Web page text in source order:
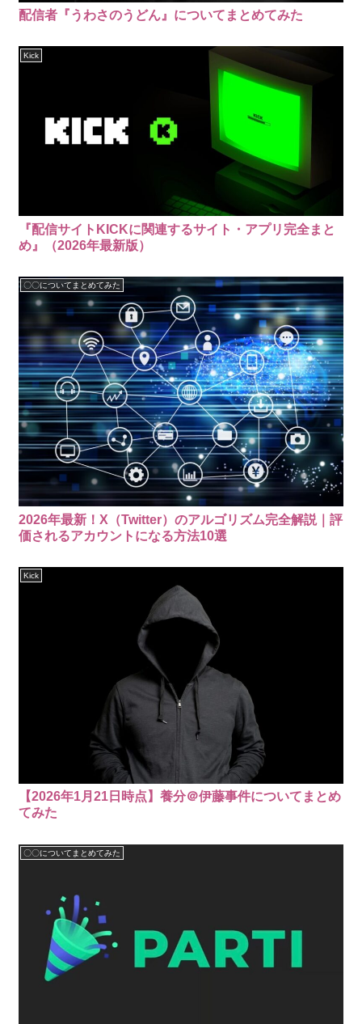
配信者『うわさのうどん』についてまとめてみた
Kick
『配信サイトKICKに関連するサイト・アプリ完全まと
め』（2026年最新版）
〇〇についてまとめてみた
2026年最新！X（Twitter）のアルゴリズム完全解説｜評
価されるアカウントになる方法10選
Kick
【2026年1月21日時点】養分＠伊藤事件についてまとめ
てみた
〇〇についてまとめてみた